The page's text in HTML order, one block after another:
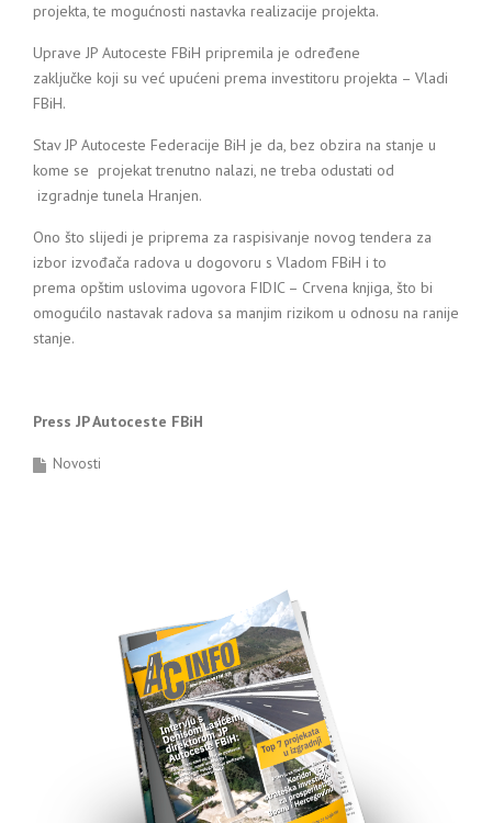
projekta, te mogućnosti nastavka realizacije projekta.
Uprave JP Autoceste FBiH pripremila je određene
zaključke koji su već upućeni prema investitoru projekta – Vladi
FBiH.
Stav JP Autoceste Federacije BiH je da, bez obzira na stanje u
kome se projekat trenutno nalazi, ne treba odustati od
izgradnje tunela Hranjen.
Ono što slijedi je priprema za raspisivanje novog tendera za
izbor izvođača radova u dogovoru s Vladom FBiH i to
prema opštim uslovima ugovora FIDIC – Crvena knjiga, što bi
omogućilo nastavak radova sa manjim rizikom u odnosu na ranije
stanje.
Press JP Autoceste FBiH
Novosti